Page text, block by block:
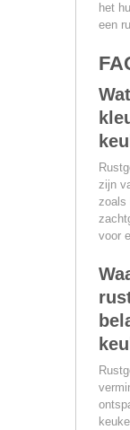
het
een
zijn
zoals
voor